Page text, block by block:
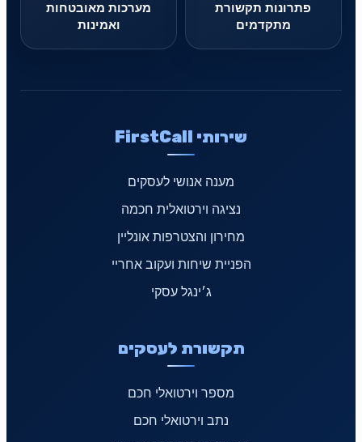
פתרונות תקשורת
מתקדמים
מערכות מאובטחות
ואמינות
שירותי FirstCall
מענה אנושי לעסקים
נציגה וירטואלית חכמה
מחירון והצטרפות אונליין
הפניית שיחות ועקוב אחריי
ג׳ינגל עסקי
תקשורת לעסקים
מספר וירטואלי חכם
נתב וירטואלי חכם